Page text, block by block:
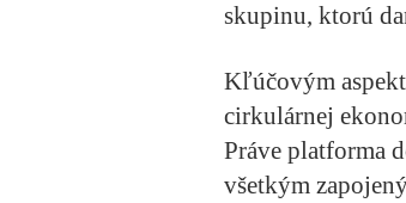
skupinu, ktorú
Kľúčovým
cirkulárnej
Práve platforma
všetkým